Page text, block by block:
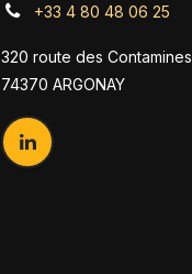
+33 4 80 48 06 25
320 route des Contamines,
74370 ARGONAY